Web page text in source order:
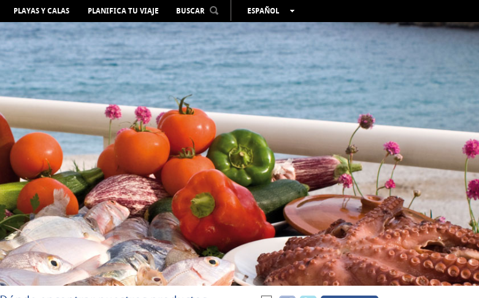
PLAYAS Y CALAS PLANIFICA TU VIAJE BUSCAR
ESPAÑOL
FRANÇAIS
DEUTSCH
РУССКИЙ